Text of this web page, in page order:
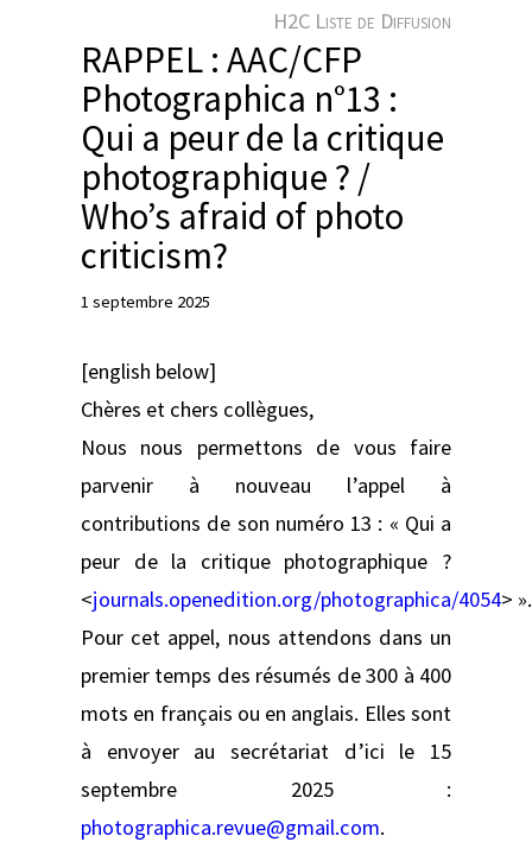
r
H2C Liste de Diffusion
RAPPEL : AAC/CFP
Photographica n°13 :
Qui a peur de la critique
photographique ? /
Who’s afraid of photo
criticism?
1 septembre 2025
[english below]
Chères et chers collègues,
Nous nous permettons de vous faire
parvenir à nouveau l’appel à
contributions de son numéro 13 : « Qui a
peur de la critique photographique ?
<journals.openedition.org/photographica/4054> ».
Pour cet appel, nous attendons dans un
premier temps des résumés de 300 à 400
mots en français ou en anglais. Elles sont
à envoyer au secrétariat d’ici le 15
septembre 2025 :
photographica.revue@gmail.com.